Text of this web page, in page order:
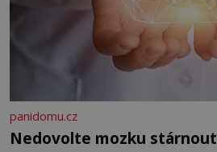
panidomu.cz
Nedovolte mozku stárnout